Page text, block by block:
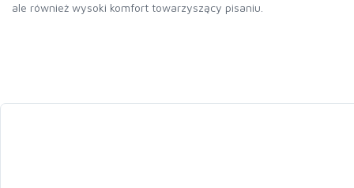
ale również wysoki komfort towarzyszący pisaniu.